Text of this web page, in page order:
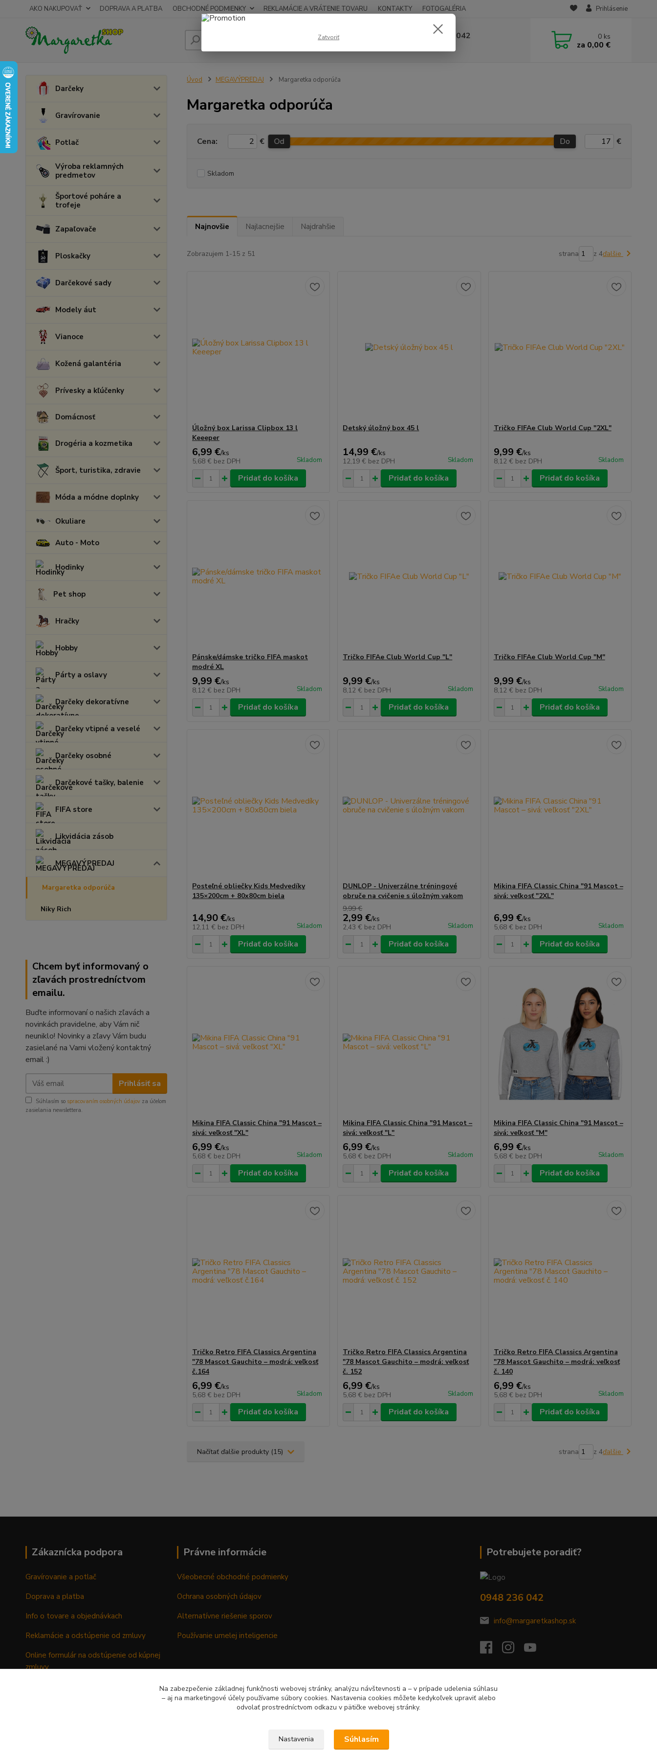
AKO NAKUPOVAŤ DOPRAVA A PLATBA OBCHODNÉ PODMIENKY REKLAMÁCIE A VRÁTENIE TOVARU KONTAKTY FOTOGALÉRIA Prihlásenie
Hľadať 0948 236 042 0 ks
za 0,00 €
Darčeky
Gravírovanie
Potlač
Výroba reklamných
predmetov
Športové poháre a
trofeje
Zapaľovače
Ploskačky
Darčekové sady
Modely áut
Vianoce
Kožená galantéria
Prívesky a kľúčenky
Domácnosť
Drogéria a kozmetika
Šport, turistika, zdravie
Móda a módne doplnky
Okuliare
Auto - Moto
Hodinky
Pet shop
Hračky
Hobby
Párty a oslavy
Darčeky dekoratívne
Darčeky vtipné a veselé
Darčeky osobné
Darčekové tašky, balenie
FIFA store
Likvidácia zásob
MEGAVÝPREDAJ
Margaretka odporúča
Niky Rich
Chcem byť informovaný o
zľavách prostredníctvom
emailu.
Buďte informovaní o našich zľavách a
novinkách pravidelne, aby Vám nič
neuniklo! Novinky a zľavy Vám budu
zasielané na Vami vložený kontaktný
email :)
Prihlásiť sa
Súhlasím so spracovaním osobných údajov za účelom
zasielania newslettera.
Úvod MEGAVÝPREDAJ Margaretka odporúča
Margaretka odporúča
Cena: € Od Do €
Skladom
Najnovšie Najlacnejšie Najdrahšie
Zobrazujem 1-15 z 51 strana z 4ďalšie
Úložný box Larissa Clipbox 13 l
Keeeper
6,99 €/ks
5,68 € bez DPH Skladom
Pridať do košíka
Detský úložný box 45 l
14,99 €/ks
12,19 € bez DPH Skladom
Pridať do košíka
Tričko FIFAe Club World Cup "2XL"
9,99 €/ks
8,12 € bez DPH Skladom
Pridať do košíka
Pánske/dámske tričko FIFA maskot
modré XL
9,99 €/ks
8,12 € bez DPH Skladom
Pridať do košíka
Tričko FIFAe Club World Cup "L"
9,99 €/ks
8,12 € bez DPH Skladom
Pridať do košíka
Tričko FIFAe Club World Cup "M"
9,99 €/ks
8,12 € bez DPH Skladom
Pridať do košíka
Posteľné obliečky Kids Medvedíky
135×200cm + 80x80cm biela
14,90 €/ks
12,11 € bez DPH Skladom
Pridať do košíka
DUNLOP - Univerzálne tréningové
obruče na cvičenie s úložným vakom
9,99 €
2,99 €/ks
2,43 € bez DPH Skladom
Pridať do košíka
Mikina FIFA Classic China "91 Mascot –
sivá: veľkosť "2XL"
6,99 €/ks
5,68 € bez DPH Skladom
Pridať do košíka
Mikina FIFA Classic China "91 Mascot –
sivá: veľkosť "XL"
6,99 €/ks
5,68 € bez DPH Skladom
Pridať do košíka
Mikina FIFA Classic China "91 Mascot –
sivá: veľkosť "L"
6,99 €/ks
5,68 € bez DPH Skladom
Pridať do košíka
Mikina FIFA Classic China "91 Mascot –
sivá: veľkosť "M"
6,99 €/ks
5,68 € bez DPH Skladom
Pridať do košíka
Tričko Retro FIFA Classics Argentina
"78 Mascot Gauchito – modrá: veľkosť
č.164
6,99 €/ks
5,68 € bez DPH Skladom
Pridať do košíka
Tričko Retro FIFA Classics Argentina
"78 Mascot Gauchito – modrá: veľkosť
č. 152
6,99 €/ks
5,68 € bez DPH Skladom
Pridať do košíka
Tričko Retro FIFA Classics Argentina
"78 Mascot Gauchito – modrá: veľkosť
č. 140
6,99 €/ks
5,68 € bez DPH Skladom
Pridať do košíka
Načítať ďalšie produkty (15) strana z 4ďalšie
Zákaznícka podpora
Gravírovanie a potlač
Doprava a platba
Info o tovare a objednávkach
Reklamácie a odstúpenie od zmluvy
Online formulár na odstúpenie od kúpnej
zmluvy
Právne informácie
Všeobecné obchodné podmienky
Ochrana osobných údajov
Alternatívne riešenie sporov
Používanie umelej inteligencie
Potrebujete poradiť?
0948 236 042
info@margaretkashop.sk
Zatvoriť
Na zabezpečenie základnej funkčnosti webovej stránky, analýzu návštevnosti a – v prípade udelenia súhlasu
– aj na marketingové účely používame súbory cookies. Nastavenia cookies môžete kedykoľvek upraviť alebo
odvolať prostredníctvom odkazu v pätičke webovej stránky.
Nastavenia Súhlasím